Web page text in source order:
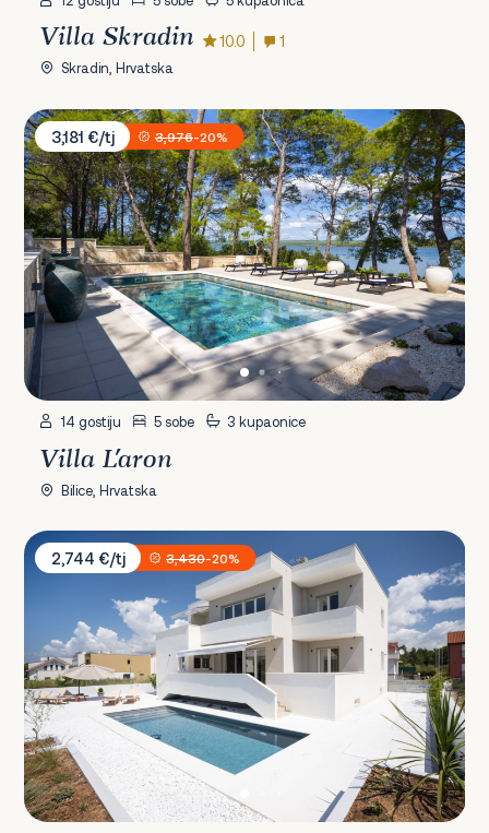
Villa Skradin 10.0 1
Skradin, Hrvatska
Villa L'aron
3,181 €/tj
3,976-20%
14 gostiju 5 sobe 3 kupaonice
Villa L'aron
Bilice, Hrvatska
Villa Residence Opera
2,744 €/tj
3,430-20%